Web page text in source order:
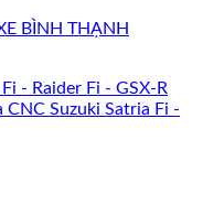
BÌNH THẠNH